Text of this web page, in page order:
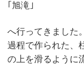
｢旭滝｣
へ行ってきました
過程で作られた、
の上を滑るように